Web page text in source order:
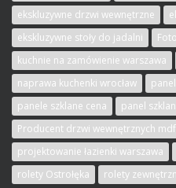
ekskluzywne drzwi wewnętrzne
ekskluzywne stoły do jadalni
kuchnie na zamówienie warszawa
naprawa kuchenki wrocław
panele szklane cena
panel
Producent drzwi wewnętrznych mdf
projektowanie łazienki warszawa
rolety Ostrołęka
rolety